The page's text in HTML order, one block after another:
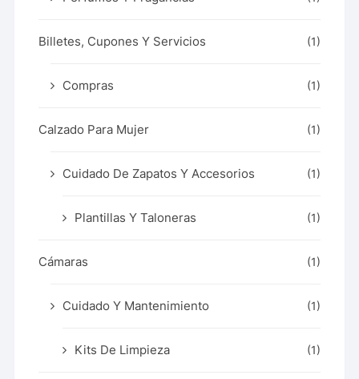
Billetes, Cupones Y Servicios (1)
Compras (1)
Calzado Para Mujer (1)
Cuidado De Zapatos Y Accesorios (1)
Plantillas Y Taloneras (1)
Cámaras (1)
Cuidado Y Mantenimiento (1)
Kits De Limpieza (1)